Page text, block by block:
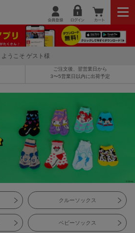
ようこそ ゲスト様
ご注文後、翌営業日から
3〜5営業日以内に出荷予定
クルーソックス
ベビーソックス